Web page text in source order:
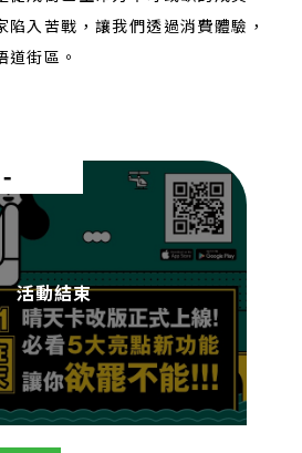
入苦戰，讓我們透過消費體驗，
道街區。
活動結束
-